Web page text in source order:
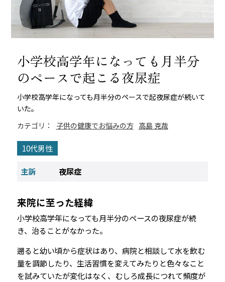
小学校高学年になっても月半分
のペースで起こる夜尿症
小学校高学年になっても月半分のペースで起夜尿症が続いて
いた。
カテゴリ：
子供の健康でお悩みの方 高島 克哉
10代男性
主訴 夜尿症
来院に至った経緯
小学校高学年になっても月半分のペースの夜尿症が続
き、治ることがなかった。
遡ると幼い頃から症状はあり、病院と相談して水を飲む
量を調節したり、生活習慣を変えてみたりと色々なこと
を試みていたが変化はなく、むしろ成長につれて頻度が